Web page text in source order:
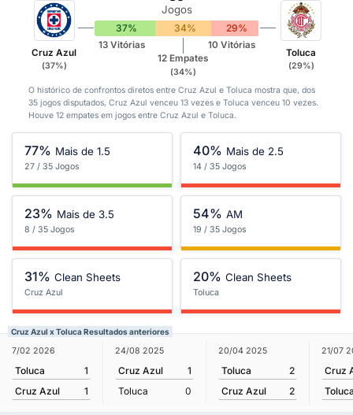
Cruz Azul
(37%)
Jogos
37% 34% 29%
13 Vitórias
12 Empates
(34%)
10 Vitórias
Toluca
(29%)
O histórico de confrontos diretos entre Cruz Azul e Toluca mostra que, dos
35 jogos disputados, Cruz Azul venceu 13 vezes e Toluca venceu 10 vezes.
Houve 12 empates em jogos entre Cruz Azul e Toluca.
77% Mais de 1.5
27 / 35 Jogos
40% Mais de 2.5
14 / 35 Jogos
23% Mais de 3.5
8 / 35 Jogos
54% AM
19 / 35 Jogos
31% Clean Sheets
Cruz Azul
20% Clean Sheets
Toluca
Cruz Azul x Toluca Resultados anteriores
7/02 2026
Toluca
1
Cruz Azul
1
24/08 2025
Cruz Azul
1
Toluca
0
20/04 2025
Toluca
2
Cruz Azul
2
21/07
Cruz